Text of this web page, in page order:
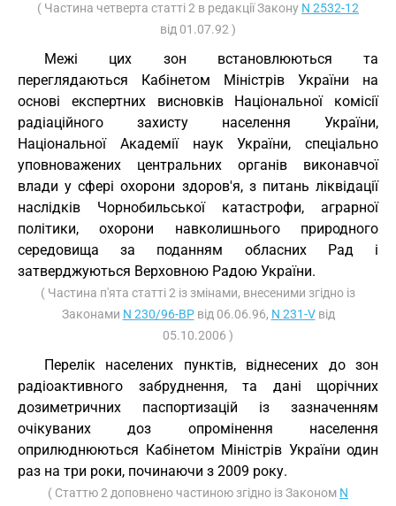
( Частина четверта статті 2 в редакції Закону N 2532-12
від 01.07.92 )
Межі цих зон встановлюються та
переглядаються Кабінетом Міністрів України на
основі експертних висновків Національної комісії
радіаційного захисту населення України,
Національної Академії наук України, спеціально
уповноважених центральних органів виконавчої
влади у сфері охорони здоров'я, з питань ліквідації
наслідків Чорнобильської катастрофи, аграрної
політики, охорони навколишнього природного
середовища за поданням обласних Рад і
затверджуються Верховною Радою України.
( Частина п'ята статті 2 із змінами, внесеними згідно із
Законами N 230/96-ВРвід 06.06.96, N 231-Vвід
05.10.2006 )
Перелік населених пунктів, віднесених до зон
радіоактивного забруднення, та дані щорічних
дозиметричних паспортизацій із зазначенням
очікуваних доз опромінення населення
оприлюднюються Кабінетом Міністрів України один
раз на три роки, починаючи з 2009 року.
( Статтю 2 доповнено частиною згідно із Законом N